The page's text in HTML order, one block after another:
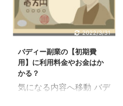
録すれば全て公開してく
れます。 具体的な内容は
やってみれば理解出来る
も簡単な操作しかないの
で未経験者にも取り組み
やすい副業になっていま
す。 気になる内容へ移
2022/3/31
バディー副業の【初期費
用】に利用料金やお金はか
かる？
気になる内容へ移動 バデ